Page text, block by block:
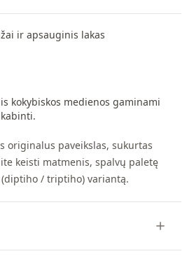
ir apsauginis lakas
kokybiskos medienos gaminami
originalus paveikslas, sukurtas
keisti matmenis, spalvų paletę
/ triptiho) variantą.